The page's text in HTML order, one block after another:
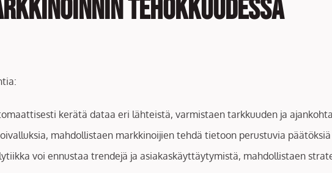
Tehokkuudessa
kerätä dataa eri lähteistä, varmistaen tarkkuuden ja
mahdollistaen markkinoijien tehdä tietoon perustuvia päätöksiä
voi ennustaa trendejä ja asiakaskäyttäytymistä, mahdollistaen